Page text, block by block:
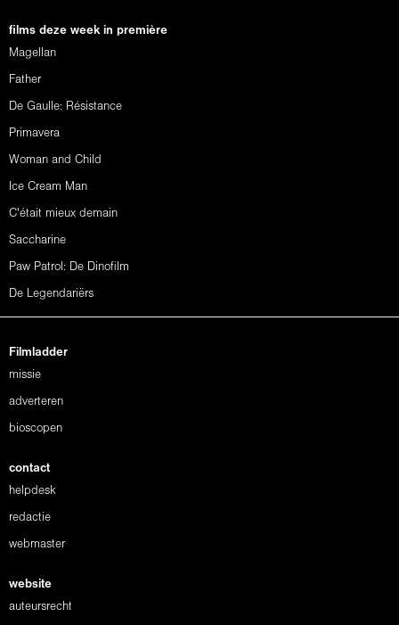
films deze week in première
Magellan
Father
De Gaulle: Résistance
Primavera
Woman and Child
Ice Cream Man
C'était mieux demain
Saccharine
Paw Patrol: De Dinofilm
De Legendariërs
Filmladder
missie
adverteren
bioscopen
contact
helpdesk
redactie
webmaster
website
auteursrecht